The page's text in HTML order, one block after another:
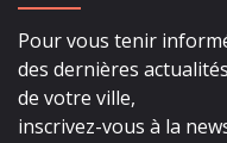
Pour vous tenir
des dernières
de votre ville,
inscrivez-vous à la